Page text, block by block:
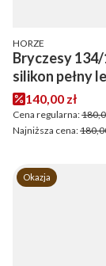
PRODUCENT
HORZE
Bryczesy 134/140 horze MAIA na lato lawendowe
Cena
140,00 zł
Cena regularna:
Najniższa cena:
Okazja